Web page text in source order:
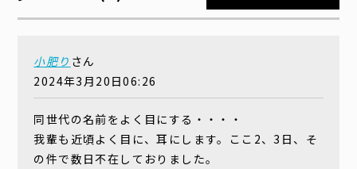
小肥り さん
2024年3月20日06:26
同世代の名前をよく目にする・・・・
我輩も近頃よく目に、耳にします。ここ2、3日、そ
の件で数日不在しておりました。